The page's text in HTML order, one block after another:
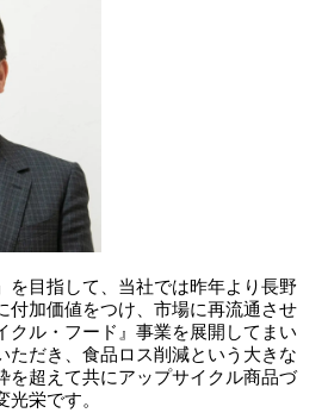
を目指して、当社では昨年より長野
付加価値をつけ、市場に再流通させ
クル・フード』事業を展開してまい
ただき、食品ロス削減という大きな
を超えて共にアップサイクル商品づ
光栄です。